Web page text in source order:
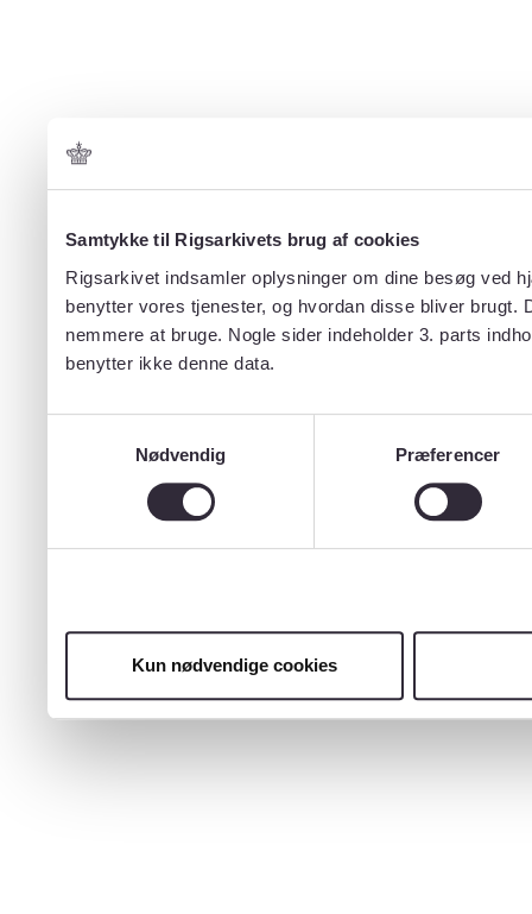
Samtykke til Rigsarkivets brug af cookies
Rigsarkivet indsamler oplysninger om dine besøg ved
benytter vores tjenester, og hvordan disse bliver
nemmere at bruge. Nogle sider indeholder 3. parts
benytter ikke denne data.
Nødvendig
Præferencer
Kun nødvendige cookies